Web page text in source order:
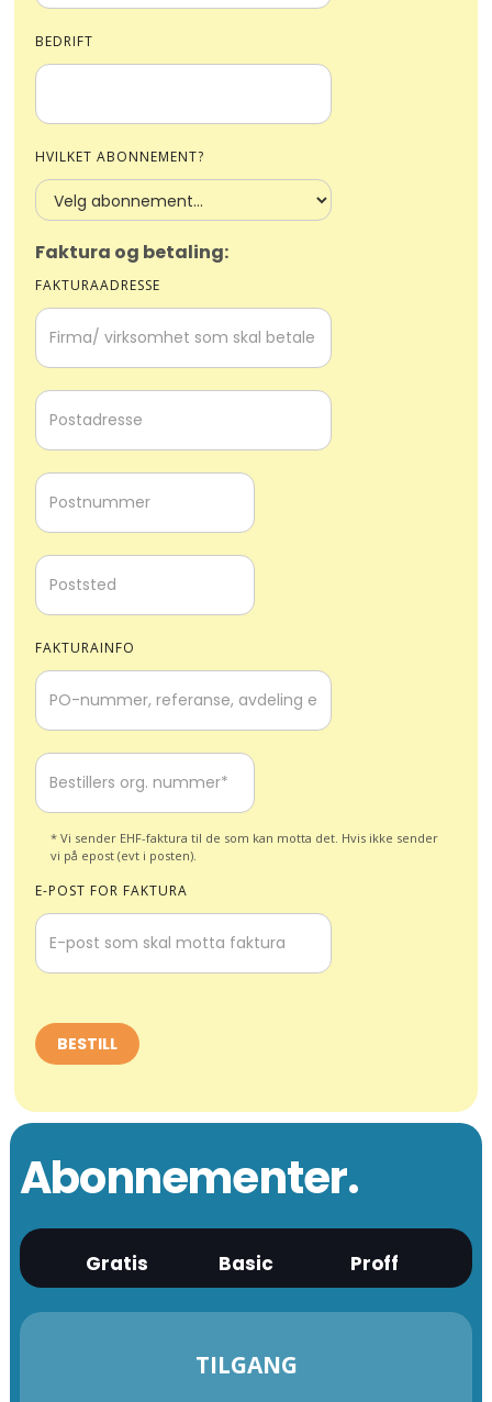
BEDRIFT
HVILKET ABONNEMENT?
Faktura og betaling:
FAKTURAADRESSE
FAKTURAINFO
* Vi sender EHF-faktura til de som kan motta det. Hvis ikke sender
vi på epost (evt i posten).
E-POST FOR FAKTURA
Abonnementer.
Gratis Basic Proff
TILGANG